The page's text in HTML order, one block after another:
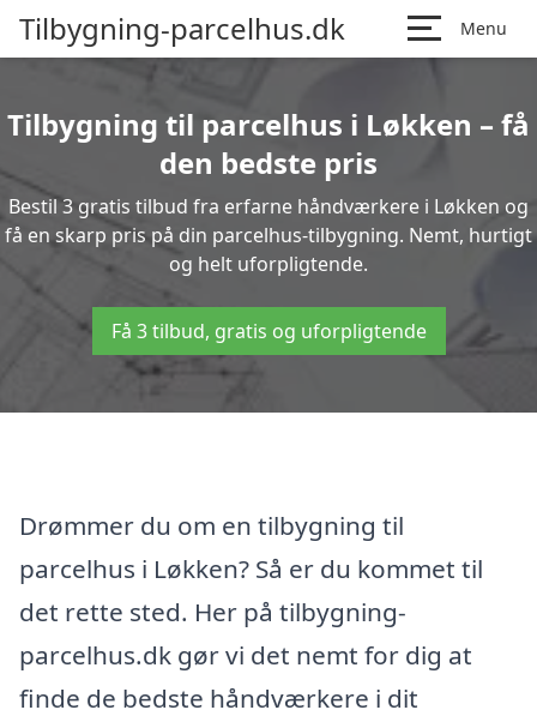
Tilbygning-parcelhus.dk Menu
Tilbygning til parcelhus i Løkken – få
den bedste pris
Bestil 3 gratis tilbud fra erfarne håndværkere i Løkken og
få en skarp pris på din parcelhus-tilbygning. Nemt, hurtigt
og helt uforpligtende.
Få 3 tilbud, gratis og uforpligtende
Drømmer du om en tilbygning til
parcelhus i Løkken? Så er du kommet til
det rette sted. Her på tilbygning-
parcelhus.dk gør vi det nemt for dig at
finde de bedste håndværkere i dit